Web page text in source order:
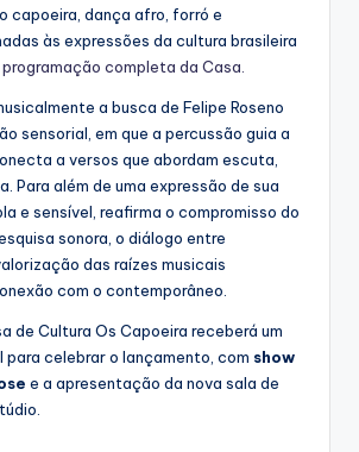
capoeira, dança afro, forró e
às expressões da cultura brasileira
completa da Casa.
a busca de Felipe Roseno
sensorial, em que a percussão guia a
a versos que abordam escuta,
Para além de uma expressão de sua
e sensível, reafirma o compromisso do
sonora, o diálogo entre
das raízes musicais
com o contemporâneo.
de Cultura Os Capoeira receberá um
celebrar o lançamento, com show
e a apresentação da nova sala de